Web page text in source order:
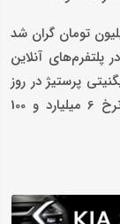
5 نفره نسبت به روز گذشته 450 میلیون تومان گران شد
میلیون تومان در پلتفرم‌های آنلاین
پرستیژ در روز
گذشته 400 میلیون تومان گران شد تا امروز با نرخ 6 میلیارد و 100